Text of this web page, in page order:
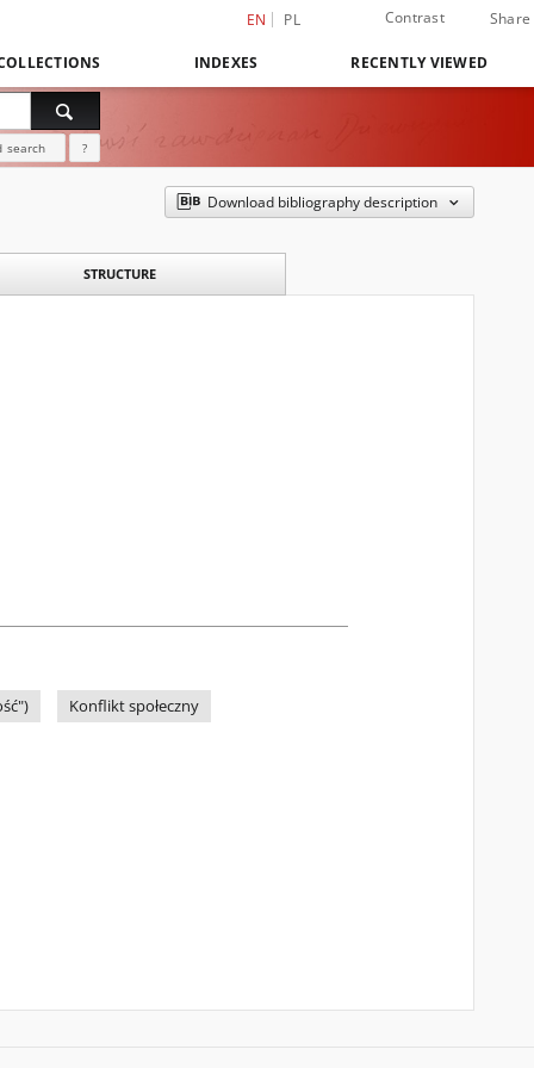
EN PL Contrast Share
INDEXES RECENTLY VIEWED
search ?
Download bibliography description
STRUCTURE
Konflikt społeczny